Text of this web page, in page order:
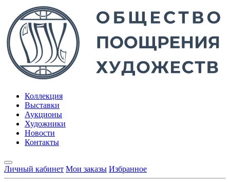
Коллекция
Выставки
Аукционы
Художники
Новости
Контакты
Личный кабинет Мои заказы Избранное